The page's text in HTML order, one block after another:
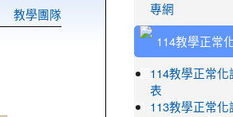
教學團隊
專網
114教學正常化訪
114教學正常化
表
113教學正常化